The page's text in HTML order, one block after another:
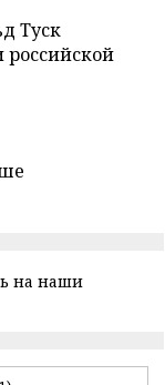
Туск
российской
на наши